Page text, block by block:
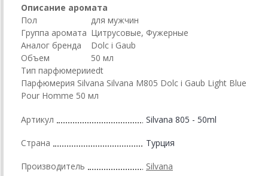
Описание аромата
Пол
для мужчин
Группа аромата Цитрусовые, Фужерные
Аналог бренда
Dolc i Gaub
Объем
50 мл
Тип парфюмерииedt
Парфюмерия Silvana Silvana M805 Dolc i Gaub Light Blue
Pour Homme 50 мл
Артикул Silvana 805 - 50ml
Страна Турция
Производитель Silvana